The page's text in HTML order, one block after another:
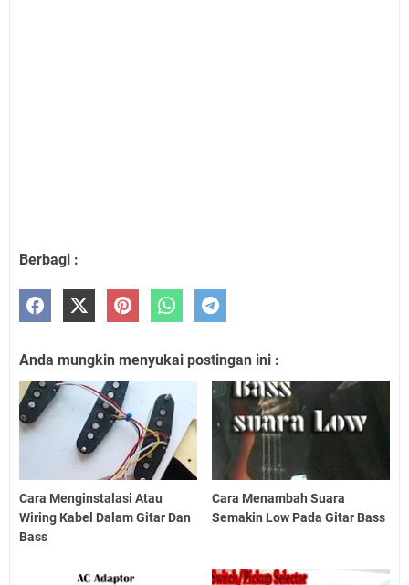
Berbagi :
Anda mungkin menyukai postingan ini :
Cara Menginstalasi Atau
Wiring Kabel Dalam Gitar Dan
Bass
Cara Menambah Suara
Semakin Low Pada Gitar Bass